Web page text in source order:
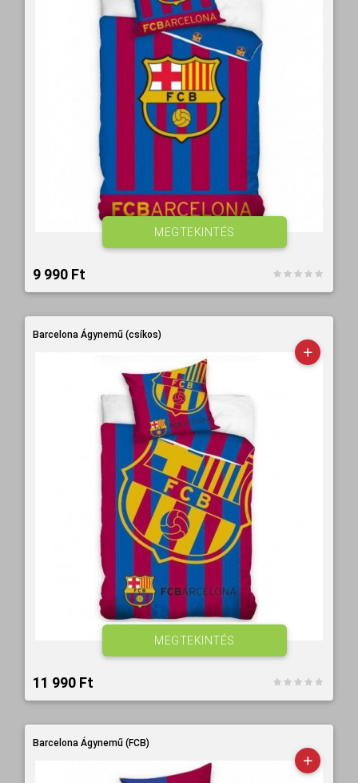
9 990 Ft‎
MEGTEKINTÉS
Barcelona Ágynemű (csíkos)
11 990 Ft‎
MEGTEKINTÉS
Barcelona Ágynemű (FCB)